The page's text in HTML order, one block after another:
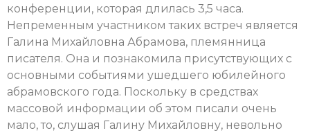
конференции, которая длилась 3,5 часа.
Непременным участником таких встреч является
Галина Михайловна Абрамова, племянница
писателя. Она и познакомила присутствующих с
основными событиями ушедшего юбилейного
абрамовского года. Поскольку в средствах
массовой информации об этом писали очень
мало, то, слушая Галину Михайловну, невольно